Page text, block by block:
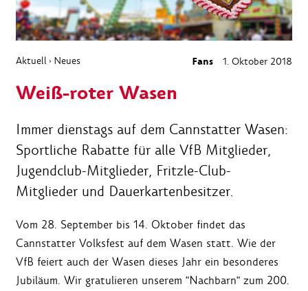
Aktuell › Neues Fans 1. Oktober 2018
Weiß-roter Wasen
Immer dienstags auf dem Cannstatter Wasen:
Sportliche Rabatte für alle VfB Mitglieder,
Jugendclub-Mitglieder, Fritzle-Club-
Mitglieder und Dauerkartenbesitzer.
Vom 28. September bis 14. Oktober findet das
Cannstatter Volksfest auf dem Wasen statt. Wie der
VfB feiert auch der Wasen dieses Jahr ein besonderes
Jubiläum. Wir gratulieren unserem "Nachbarn" zum 200.